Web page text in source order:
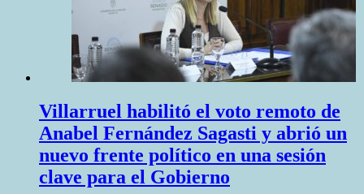
Villarruel habilitó el voto remoto de
Anabel Fernández Sagasti y abrió un
nuevo frente político en una sesión
clave para el Gobierno